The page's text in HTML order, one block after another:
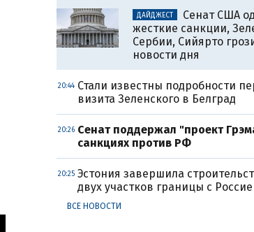
ДАЙДЖЕСТ
Сенат США
жесткие санкции,
Сербии, Сийярто
новости дня
20:44 Стали известны подробности
визита Зеленского в Белград
20:26 Сенат поддержал "проект
санкциях против РФ
20:25 Эстония завершила
двух участков границы с
ВСЕ НОВОСТИ